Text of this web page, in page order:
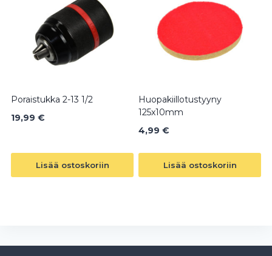
Poraistukka 2-13 1/2
19,99 €
Lisää ostoskoriin
Huopakiillotustyyny
125x10mm
4,99 €
Lisää ostoskoriin